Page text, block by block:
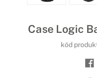
Case Logic
kód